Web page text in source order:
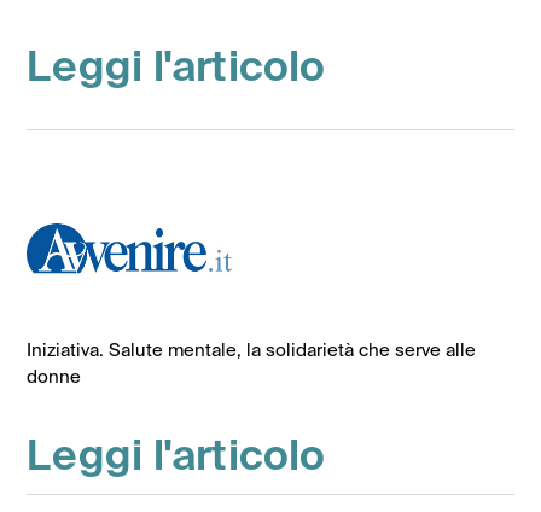
Leggi l'articolo
Iniziativa. Salute mentale, la solidarietà che serve alle
donne
Leggi l'articolo